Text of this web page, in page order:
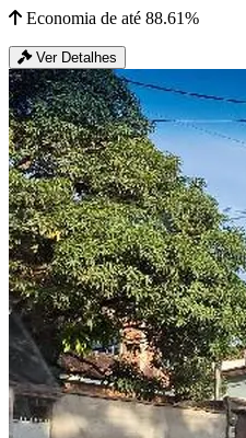
Economia de até 88.61%
Ver Detalhes